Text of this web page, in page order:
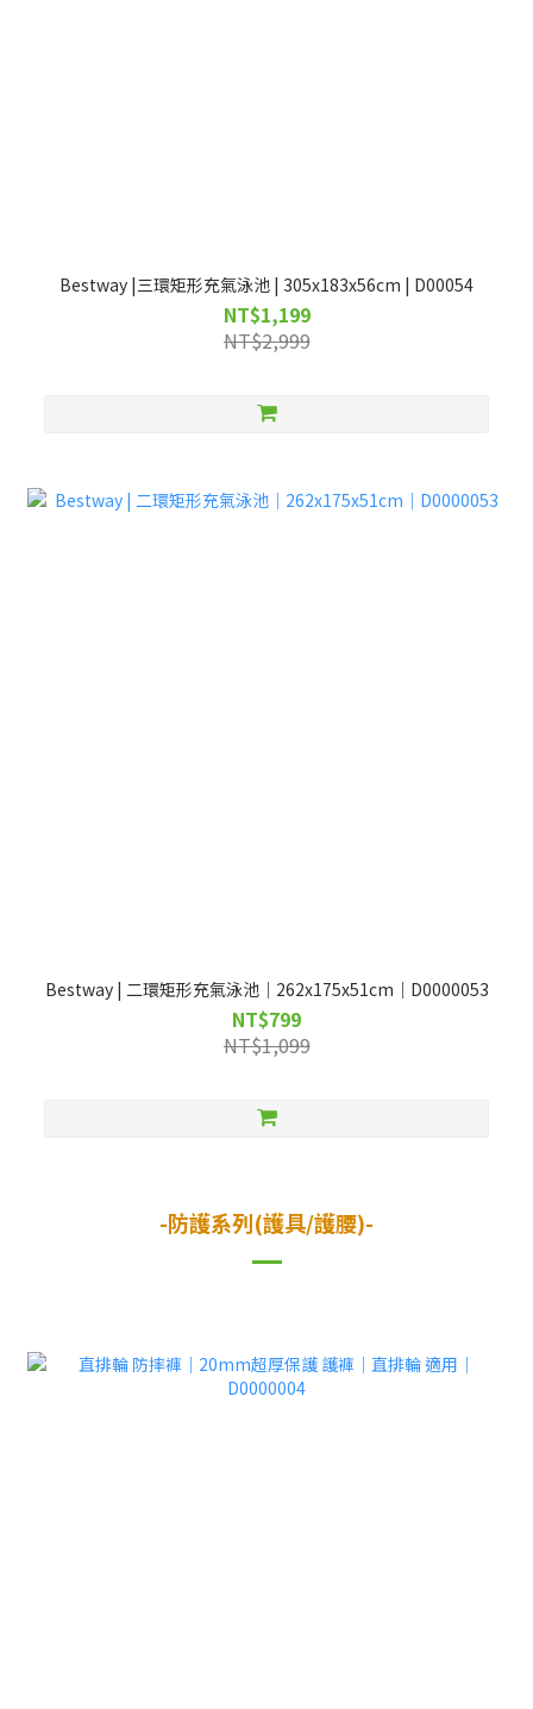
Bestway |三環矩形充氣泳池 | 305x183x56cm | D00054
NT$1,199
NT$2,999
Bestway | 二環矩形充氣泳池｜262x175x51cm｜D0000053
NT$799
NT$1,099
-防護系列(護具/護腰)-